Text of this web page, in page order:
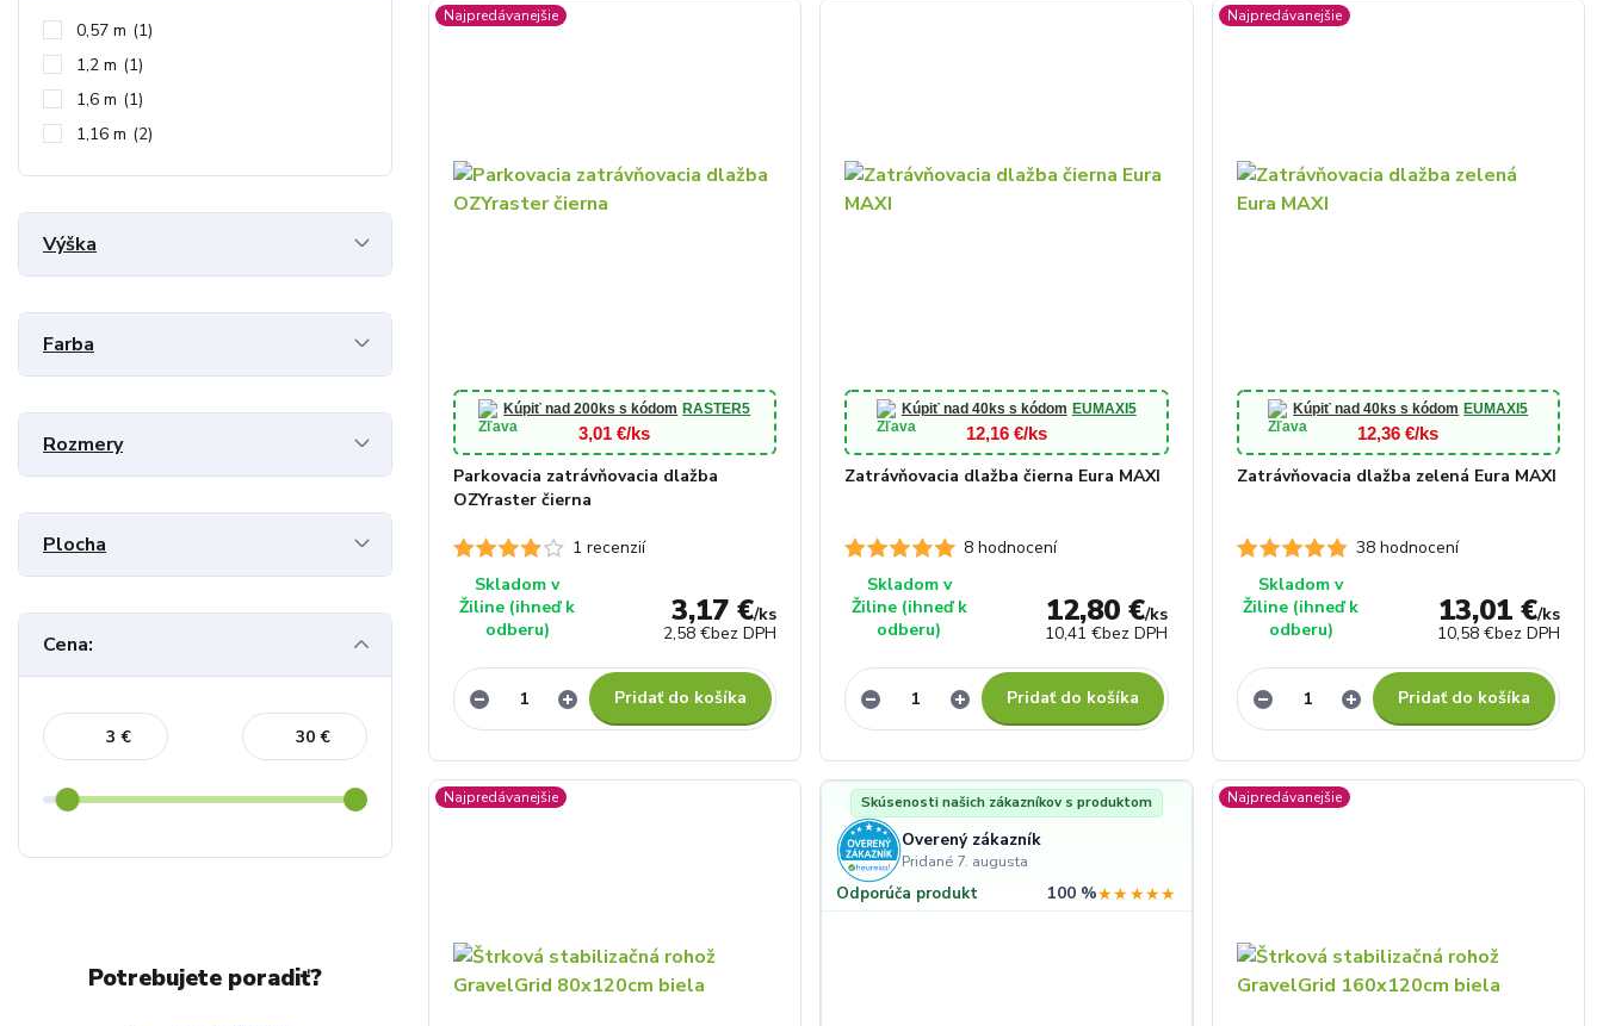
Najpredávanejšie
Kúpiť nad 200ks s kódom RASTER5
3,01 €/ks
1 recenzií
Parkovacia zatrávňovacia dlažba
OZYraster čierna
3,17 €/ks
2,58 €bez DPH
Skladom v
Žiline (ihneď k
odberu)
Pridať do košíka
Kúpiť nad 40ks s kódom EUMAXI5
12,16 €/ks
8 hodnocení
Zatrávňovacia dlažba čierna Eura MAXI
12,80 €/ks
10,41 €bez DPH
Skladom v
Žiline (ihneď k
odberu)
Pridať do košíka
Najpredávanejšie
Kúpiť nad 40ks s kódom EUMAXI5
12,36 €/ks
38 hodnocení
Zatrávňovacia dlažba zelená Eura MAXI
13,01 €/ks
10,58 €bez DPH
Skladom v
Žiline (ihneď k
odberu)
Pridať do košíka
Najpredávanejšie Skúsenosti našich zákazníkov s produktom
Overený zákazník
Pridané 7. augusta
Odporúča produkt 100 %★★★★★
Najpredávanejšie
Cena:
€ €
0,57 m (1)
1,2 m (1)
1,6 m (1)
1,16 m (2)
Výška
Farba
Rozmery
Plocha
Potrebujete poradiť?